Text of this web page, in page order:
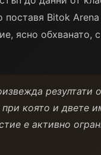
Bitok Arena
ясно обхванато,
резултати
която и двете
е активно